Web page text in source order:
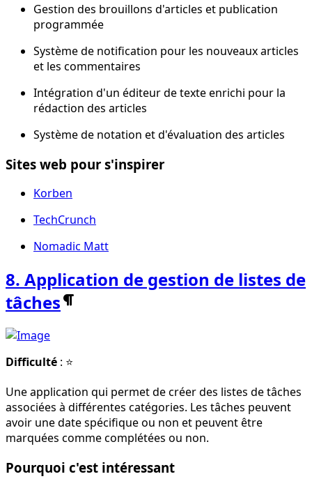
Gestion des brouillons d'articles et publication
programmée
Système de notification pour les nouveaux articles
et les commentaires
Intégration d'un éditeur de texte enrichi pour la
rédaction des articles
Système de notation et d'évaluation des articles
Sites web pour s'inspirer
Korben
TechCrunch
Nomadic Matt
8. Application de gestion de listes de
tâches
Difficulté : ⭐
Une application qui permet de créer des listes de tâches
associées à différentes catégories. Les tâches peuvent
avoir une date spécifique ou non et peuvent être
marquées comme complétées ou non.
Pourquoi c'est intéressant